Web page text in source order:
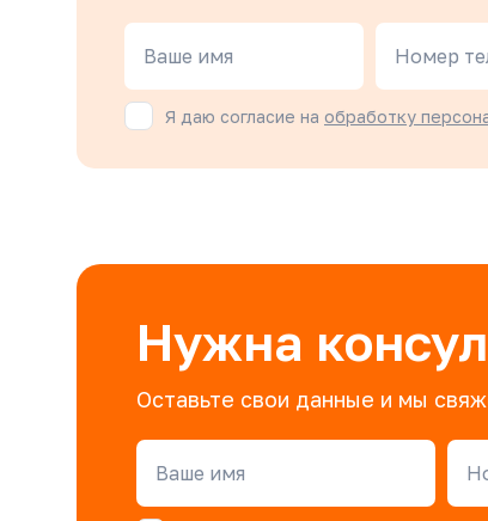
Ваше имя Номер
Я даю согласие на обработку
Нужна
Оставьте свои данные и мы
Ваше имя